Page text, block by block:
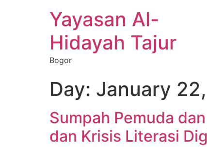
Yayasan Al-
Hidayah Tajur
Bogor
Day: January
Sumpah Pemuda
dan Krisis Literasi